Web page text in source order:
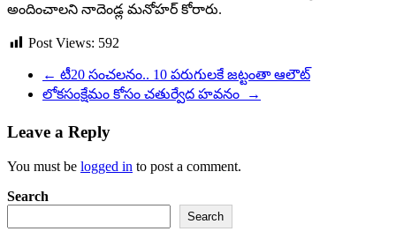
అందించాలని నాదెండ్ల మనోహర్ కోరారు.
Post Views: 592
← టీ20 సంచలనం.. 10 పరుగులకే జట్టంతా ఆలౌట్
లోకసంక్షేమం కోసం చ‌తుర్వేద హ‌వ‌నం
→
Leave a Reply
You must be logged in to post a comment.
Search
Search